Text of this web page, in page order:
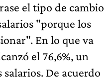
el tipo de cambio
"porque los
En lo que va
el 76,6%, un
salarios. De acuerdo